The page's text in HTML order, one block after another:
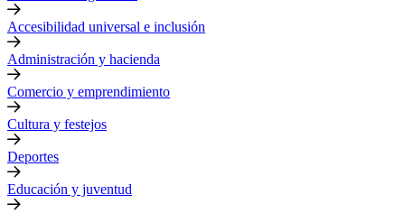
Accesibilidad universal e inclusión
Administración y hacienda
Comercio y emprendimiento
Cultura y festejos
Deportes
Educación y juventud